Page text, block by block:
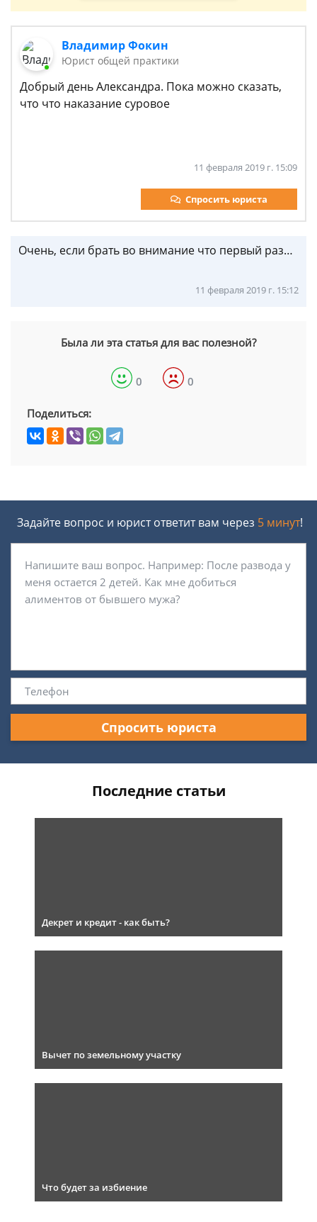
Владимир Фокин
Юрист общей практики
Добрый день Александра. Пока можно сказать,
что что наказание суровое
11 февраля 2019 г. 15:09
Спросить юриста
Очень, если брать во внимание что первый раз…
11 февраля 2019 г. 15:12
Была ли эта статья для вас полезной?
0 0
Поделиться:
Задайте вопрос и юрист ответит вам через 5 минут!
Спросить юриста
Последние статьи
Декрет и кредит - как быть?
Вычет по земельному участку
Что будет за избиение